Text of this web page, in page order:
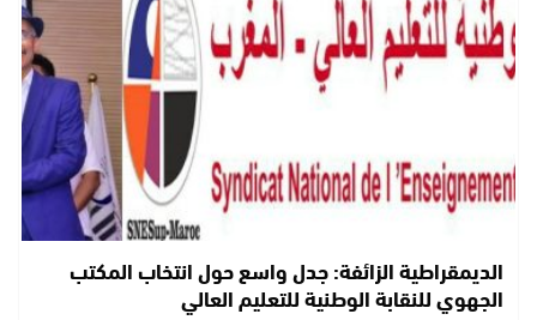
الديمقراطية الزائفة: جدل واسع حول انتخاب المكتب
الجهوي للنقابة الوطنية للتعليم العالي